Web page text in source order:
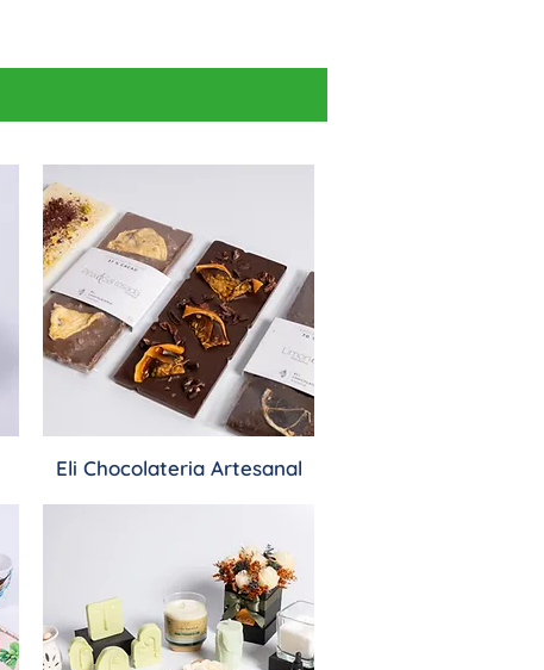
Eli Chocolateria Artesanal